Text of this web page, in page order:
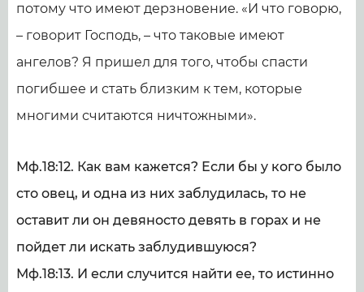
потому что имеют дерзновение. «И что говорю,
– говорит Господь, – что таковые имеют
ангелов? Я пришел для того, чтобы спасти
погибшее и стать близким к тем, которые
многими считаются ничтожными».
Мф.18:12. Как вам кажется? Если бы у кого было
сто овец, и одна из них заблудилась, то не
оставит ли он девяносто девять в горах и не
пойдет ли искать заблудившуюся?
Мф.18:13. И если случится найти ее, то истинно